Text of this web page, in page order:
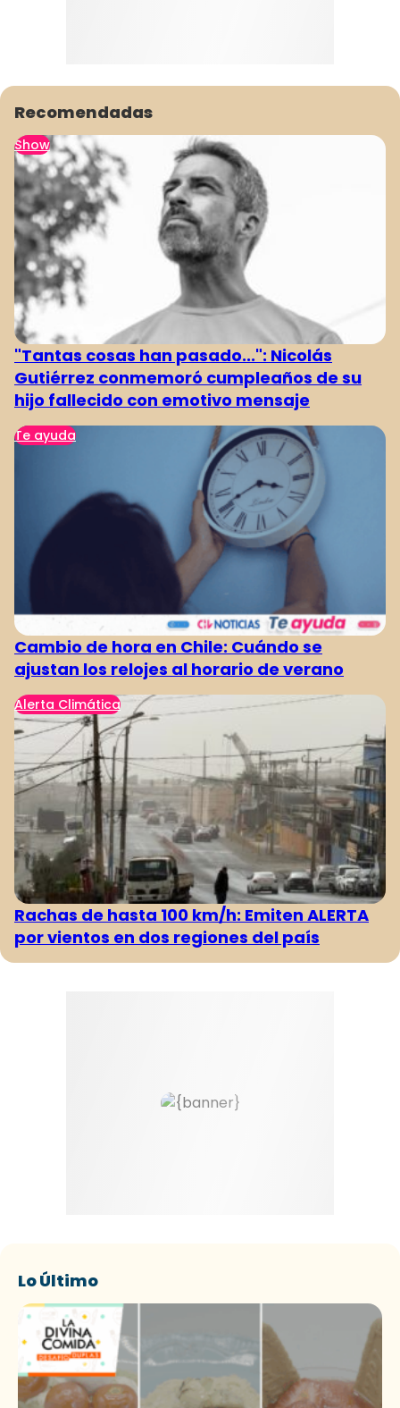
Recomendadas
Show
"Tantas cosas han pasado...": Nicolás
Gutiérrez conmemoró cumpleaños de su
hijo fallecido con emotivo mensaje
Te ayuda
Cambio de hora en Chile: Cuándo se
ajustan los relojes al horario de verano
Alerta Climática
Rachas de hasta 100 km/h: Emiten ALERTA
por vientos en dos regiones del país
Lo Último